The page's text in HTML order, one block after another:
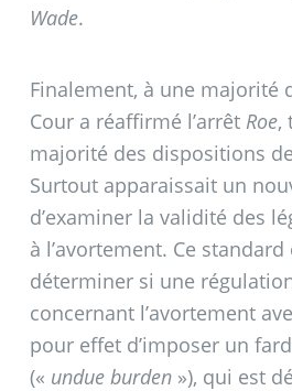
Wade.
Finalement, à une majorité
Cour a réaffirmé l’arrêt Roe,
majorité des dispositions
Surtout apparaissait un
d’examiner la validité des
à l’avortement. Ce
déterminer si une
concernant l’avortement
pour effet d’imposer un
(« undue burden »), qui est